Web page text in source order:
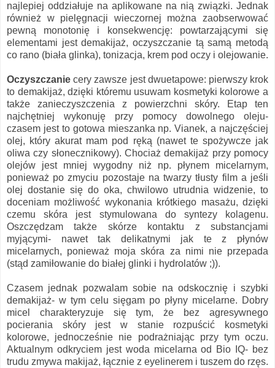
najlepiej oddziałuje na aplikowane na nią związki. Jednak
również w pielęgnacji wieczornej można zaobserwować
pewną monotonię i konsekwencję: powtarzającymi się
elementami jest demakijaż, oczyszczanie tą samą metodą
co rano (biała glinka), tonizacja, krem pod oczy i olejowanie.
Oczyszczanie cery zawsze jest dwuetapowe: pierwszy krok
to demakijaż, dzięki któremu usuwam kosmetyki kolorowe a
także zanieczyszczenia z powierzchni skóry. Etap ten
najchętniej wykonuję przy pomocy dowolnego oleju-
czasem jest to gotowa mieszanka np. Vianek, a najczęściej
olej, który akurat mam pod ręką (nawet te spożywcze jak
oliwa czy słonecznikowy). Chociaż demakijaż przy pomocy
olejów jest mniej wygodny niż np. płynem micelarnym,
ponieważ po zmyciu pozostaje na twarzy tłusty film a jeśli
olej dostanie się do oka, chwilowo utrudnia widzenie, to
doceniam możliwość wykonania krótkiego masażu, dzięki
czemu skóra jest stymulowana do syntezy kolagenu.
Oszczędzam także skórze kontaktu z substancjami
myjącymi- nawet tak delikatnymi jak te z płynów
micelarnych, ponieważ moja skóra za nimi nie przepada
(stąd zamiłowanie do białej glinki i hydrolatów ;)).
Czasem jednak pozwalam sobie na odskocznię i szybki
demakijaż- w tym celu sięgam po płyny micelarne. Dobry
micel charakteryzuje się tym, że bez agresywnego
pocierania skóry jest w stanie rozpuścić kosmetyki
kolorowe, jednocześnie nie podrażniając przy tym oczu.
Aktualnym odkryciem jest woda micelarna od Bio IQ- bez
trudu zmywa makijaż, łącznie z eyelinerem i tuszem do rzęs.